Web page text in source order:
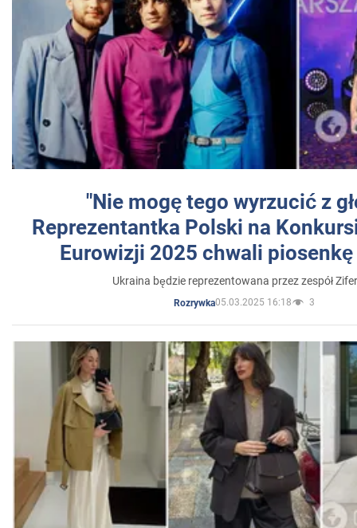
"Nie mogę tego wyrzucić z
Reprezentantka Polski na
Eurowizji 2025 chwali
Ukraina będzie reprezentowana przez zespół
Rozrywka05.03.2025 16:18 3